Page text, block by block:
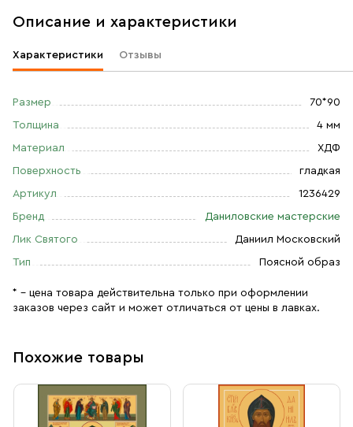
Описание и характеристики
Характеристики Отзывы
Размер 70*90
Толщина 4 мм
Материал ХДФ
Поверхность гладкая
Артикул 1236429
Бренд Даниловские мастерские
Лик Святого Даниил Московский
Тип Поясной образ
* – цена товара действительна только при оформлении
заказов через сайт и может отличаться от цены в лавках.
Похожие товары